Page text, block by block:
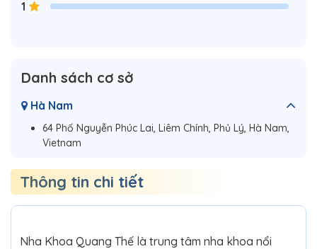
1
Danh sách cơ sở
Hà Nam
64 Phố Nguyễn Phúc Lai, Liêm Chính, Phủ Lý, Hà Nam,
Vietnam
Thông tin chi tiết
Nha Khoa Quang Thế là trung tâm nha khoa nổi